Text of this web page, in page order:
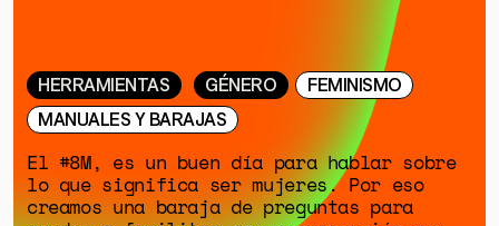
HERRAMIENTAS GÉNERO
FEMINISMO
MANUALES Y BARAJAS
El #8M, es un buen día para hablar sobre
lo que significa ser mujeres. Por eso
creamos una baraja de preguntas para